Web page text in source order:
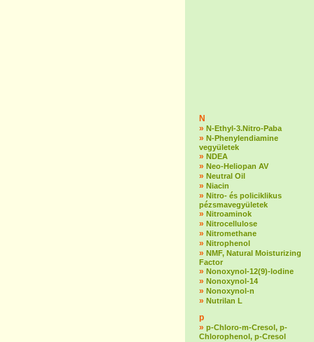
N
» N-Ethyl-3.Nitro-Paba
» N-Phenylendiamine
vegyületek
» NDEA
» Neo-Heliopan AV
» Neutral Oil
» Niacin
» Nitro- és policiklikus
pézsmavegyületek
» Nitroaminok
» Nitrocellulose
» Nitromethane
» Nitrophenol
» NMF, Natural Moisturizing
Factor
» Nonoxynol-12(9)-lodine
» Nonoxynol-14
» Nonoxynol-n
» Nutrilan L
p
» p-Chloro-m-Cresol, p-
Chlorophenol, p-Cresol